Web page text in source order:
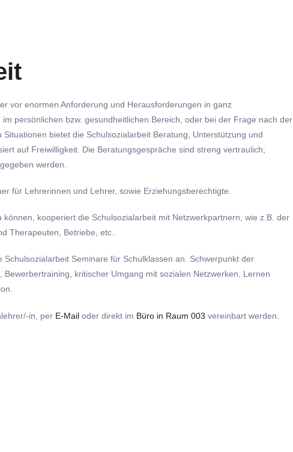
vor enormen Anforderung und Herausforderungen in ganz
persönlichen bzw. gesundheitlichen Bereich, oder bei der Frage nach der
bietet die Schulsozialarbeit Beratung, Unterstützung und
auf Freiwilligkeit. Die Beratungsgespräche sind streng vertraulich;
werden.
für Lehrerinnen und Lehrer, sowie Erziehungsberechtigte.
kooperiert die Schulsozialarbeit mit Netzwerkpartnern, wie z.B. der
Therapeuten, Betriebe, etc..
Seminare für Schulklassen an. Schwerpunkt der
kritischer Umgang mit sozialen Netzwerken, Lernen
in, per E-Mail oder direkt im Büro in Raum 003 vereinbart werden.